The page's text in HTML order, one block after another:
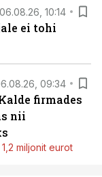
06.08.26, 10:14
ei tohi
09:34
firmades
nii
miljonit eurot